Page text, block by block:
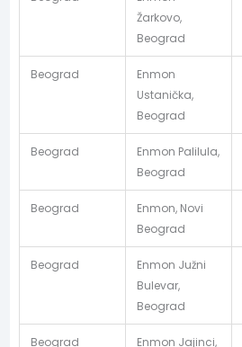
Žarkovo,
Beograd
Beograd
Enmon
Ustanička,
Beograd
Beograd
Enmon Palilula,
Beograd
Beograd
Enmon, Novi
Beograd
Beograd
Enmon Južni
Bulevar,
Beograd
Beograd
Enmon Jajinci,